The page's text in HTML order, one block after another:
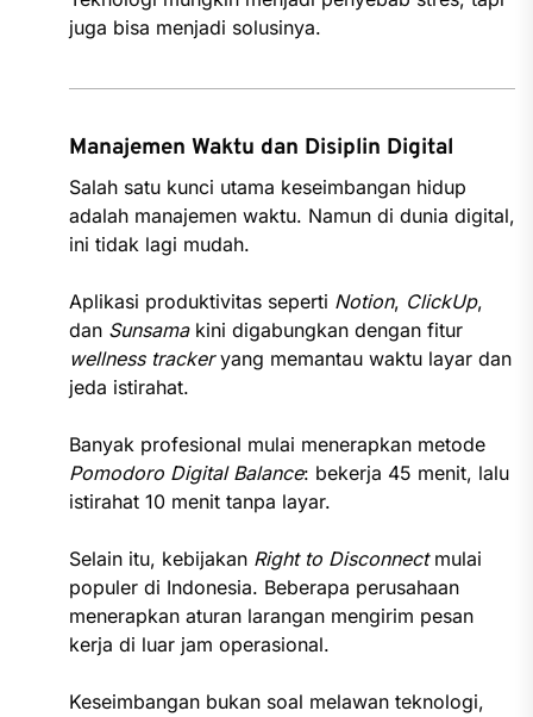
juga bisa menjadi solusinya.
Manajemen Waktu dan Disiplin Digital
Salah satu kunci utama keseimbangan hidup
adalah manajemen waktu. Namun di dunia digital,
ini tidak lagi mudah.
Aplikasi produktivitas seperti Notion, ClickUp,
dan Sunsamakini digabungkan dengan fitur
wellness trackeryang memantau waktu layar dan
jeda istirahat.
Banyak profesional mulai menerapkan metode
Pomodoro Digital Balance: bekerja 45 menit, lalu
istirahat 10 menit tanpa layar.
Selain itu, kebijakan Right to Disconnectmulai
populer di Indonesia. Beberapa perusahaan
menerapkan aturan larangan mengirim pesan
kerja di luar jam operasional.
Keseimbangan bukan soal melawan teknologi,